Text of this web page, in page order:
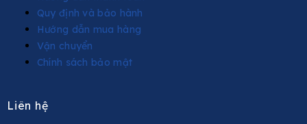
Quy định và bảo hành
Hướng dẫn mua hàng
Vận chuyển
Chính sách bảo mật
Liên hệ